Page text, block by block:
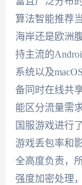
算法智能推荐
海岸还是欧洲
持主流的
系统以及
备同时在线共
能区分流量需
国服游戏进行
游戏丢包率和
全高度负责，
强度加密处理